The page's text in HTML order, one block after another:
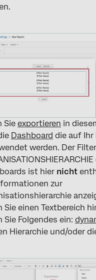
Sie exportieren in
Dashboard die auf Ihr
werden. Der Filter
ist hier nicht
zur
Sie einen Textbereich
Sie Folgendes ein:
Hierarchie und/oder